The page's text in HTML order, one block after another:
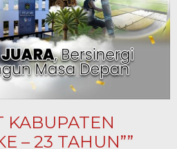
KABUPATEN
– 23 TAHUN””